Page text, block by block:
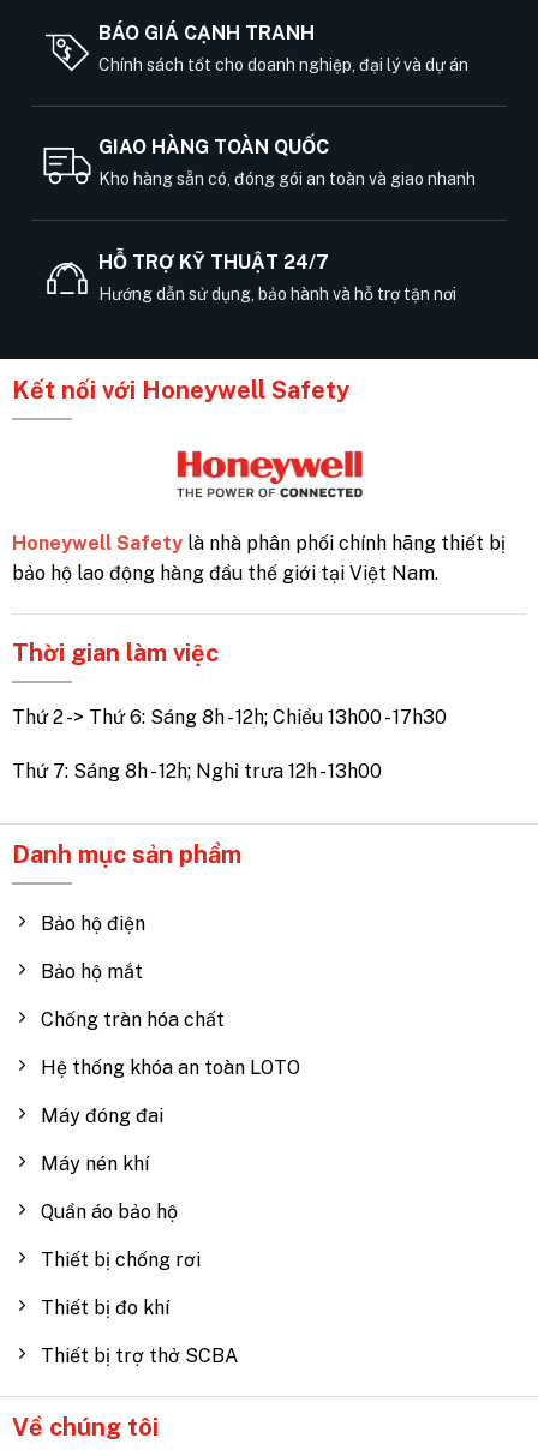
BÁO GIÁ CẠNH TRANH
Chính sách tốt cho doanh nghiệp, đại lý và dự án
GIAO HÀNG TOÀN QUỐC
Kho hàng sẵn có, đóng gói an toàn và giao nhanh
HỖ TRỢ KỸ THUẬT 24/7
Hướng dẫn sử dụng, bảo hành và hỗ trợ tận nơi
Kết nối với Honeywell Safety
Honeywell Safety là nhà phân phối chính hãng thiết bị
bảo hộ lao động hàng đầu thế giới tại Việt Nam.
Thời gian làm việc
Thứ 2 -> Thứ 6: Sáng 8h - 12h; Chiều 13h00 - 17h30
Thứ 7: Sáng 8h - 12h; Nghỉ trưa 12h - 13h00
Danh mục sản phẩm
Bảo hộ điện
Bảo hộ mắt
Chống tràn hóa chất
Hệ thống khóa an toàn LOTO
Máy đóng đai
Máy nén khí
Quần áo bảo hộ
Thiết bị chống rơi
Thiết bị đo khí
Thiết bị trợ thở SCBA
Về chúng tôi